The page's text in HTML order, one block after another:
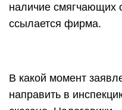
наличие смягчающих
ссылается фирма.
В какой момент
направить в